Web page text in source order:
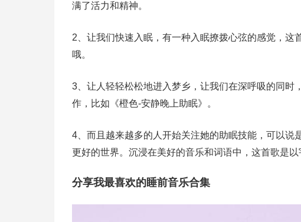
满了活力和精神。
2、让我们快速入眠，有一种入眠撩拨心弦的感觉，
哦。
3、让人轻轻松松地进入梦乡，让我们在深呼吸的同
作，比如《橙色-安静晚上助眠》。
4、而且越来越多的人开始关注她的助眠技能，可以
更好的世界。沉浸在美好的音乐和词语中，这首歌是以
分享我最喜欢的睡前音乐合集